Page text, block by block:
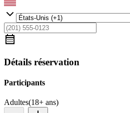
Détails réservation
Participants
Adultes(18+ ans)